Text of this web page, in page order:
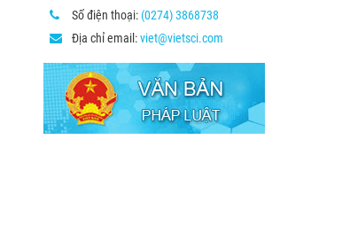
Số điện thoại: (0274) 3868738
Địa chỉ email:viet@vietsci.com